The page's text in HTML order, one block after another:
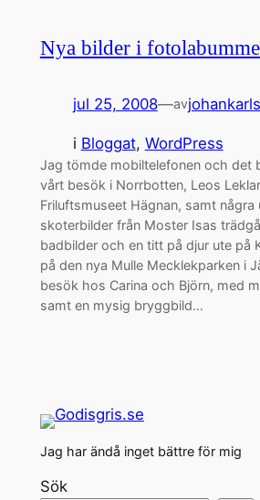
Nya bilder i
jul 25, 2008—av
i Bloggat, WordPress
Jag tömde mobiltelefonen och det
vårt besök i Norrbotten, Leos
Friluftsmuseet Hägnan, samt några
skoterbilder från Moster Isas
badbilder och en titt på djur ute på
på den nya Mulle Mecklekparken i
besök hos Carina och Björn, med
samt en mysig bryggbild…
Jag har ändå inget bättre för mig
Sök